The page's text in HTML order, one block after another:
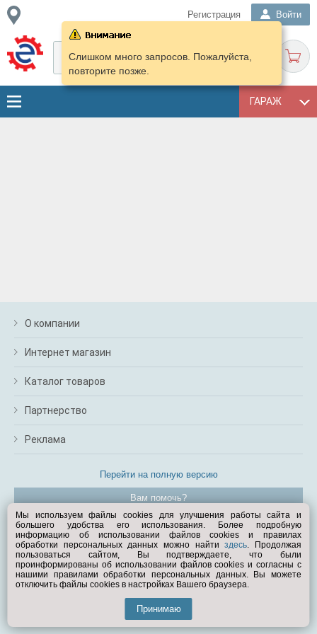
Регистрация Войти
ГАРАЖ
Слишком много запросов. Пожалуйста,
повторите позже.
О компании
Интернет магазин
Каталог товаров
Партнерство
Реклама
Перейти на полную версию
Вам помочь?
© Exist.ru 1998—2026
Мы используем файлы cookies для улучшения работы сайта и
большего удобства его использования. Более подробную
информацию об использовании файлов cookies и правилах
обработки персональных данных можно найтиздесь. Продолжая
пользоваться сайтом, Вы подтверждаете, что были
проинформированы об использовании файлов cookies и согласны с
нашими правилами обработки персональных данных. Вы можете
отключить файлы cookies в настройках Вашего браузера.
Принимаю